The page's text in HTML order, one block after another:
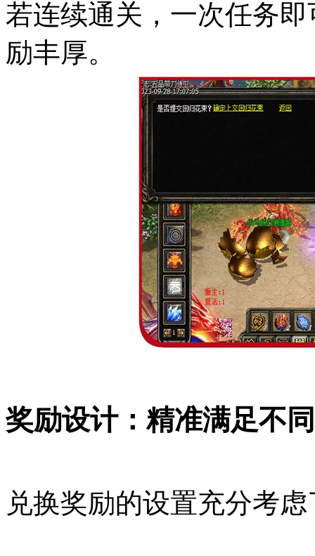
若连续通关，一次任务
励丰厚。
奖励设计：精准满足不
兑换奖励的设置充分考